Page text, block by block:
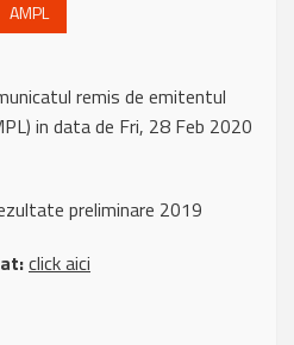
AMPL
remis de emitentul
in data de Fri, 28 Feb 2020
preliminare 2019
click aici